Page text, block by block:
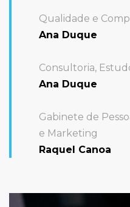
Qualidade e
Ana Duque
Consultoria,
Ana Duque
Gabinete de
e Marketing
Raquel Canoa